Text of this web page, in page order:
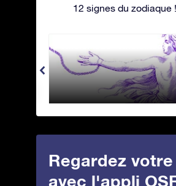
12 signes du zodiaque !
Andromeda - Andromède
Regardez
avec l'appli